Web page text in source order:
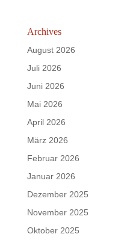
Archives
August 2026
Juli 2026
Juni 2026
Mai 2026
April 2026
März 2026
Februar 2026
Januar 2026
Dezember 2025
November 2025
Oktober 2025